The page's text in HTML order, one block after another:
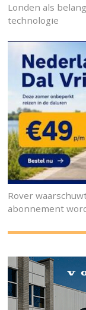
Londen als
technologie
Rover
abonnement